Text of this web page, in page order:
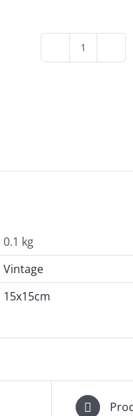
3er
Menge
0.1 kg
Vintage
15x15cm